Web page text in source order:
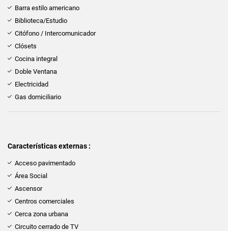
Barra estilo americano
Biblioteca/Estudio
Citófono / Intercomunicador
Clósets
Cocina integral
Doble Ventana
Electricidad
Gas domiciliario
Características externas :
Acceso pavimentado
Área Social
Ascensor
Centros comerciales
Cerca zona urbana
Circuito cerrado de TV